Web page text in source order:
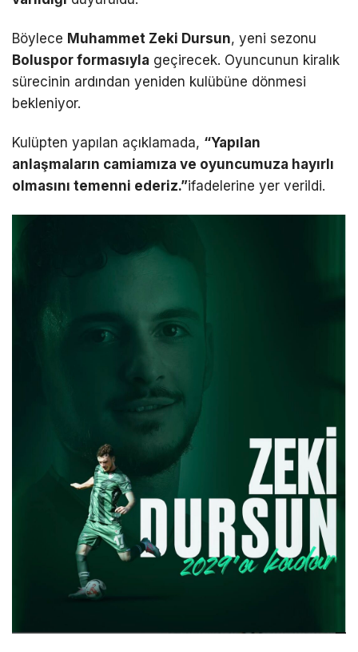
Böylece Muhammet Zeki Dursun, yeni sezonu
Boluspor formasıyla geçirecek. Oyuncunun kiralık
sürecinin ardından yeniden kulübüne dönmesi
bekleniyor.
Kulüpten yapılan açıklamada, “Yapılan
anlaşmaların camiamıza ve oyuncumuza hayırlı
olmasını temenni ederiz.”ifadelerine yer verildi.